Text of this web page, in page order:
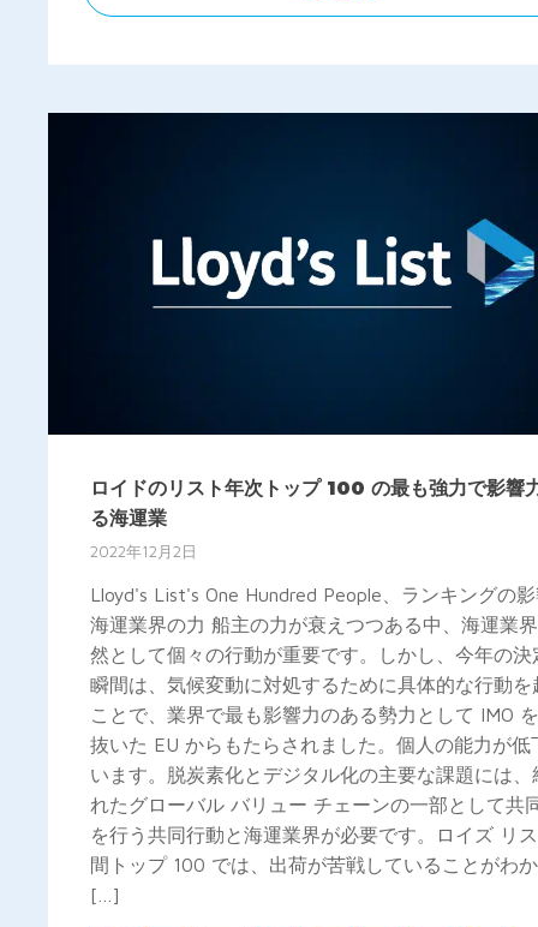
ロイドのリスト年次トップ 100 の最も強力で影響
る海運業
2022年12月2日
Lloyd's List's One Hundred People、ランキングの
海運業界の力 船主の力が衰えつつある中、海運業
然として個々の行動が重要です。しかし、今年の決
瞬間は、気候変動に対処するために具体的な行動を
ことで、業界で最も影響力のある勢力として IMO
抜いた EU からもたらされました。個人の能力が低
います。脱炭素化とデジタル化の主要な課題には、
れたグローバル バリュー チェーンの一部として共
を行う共同行動と海運業界が必要です。ロイズ リ
間トップ 100 では、出荷が苦戦していることがわ
[…]